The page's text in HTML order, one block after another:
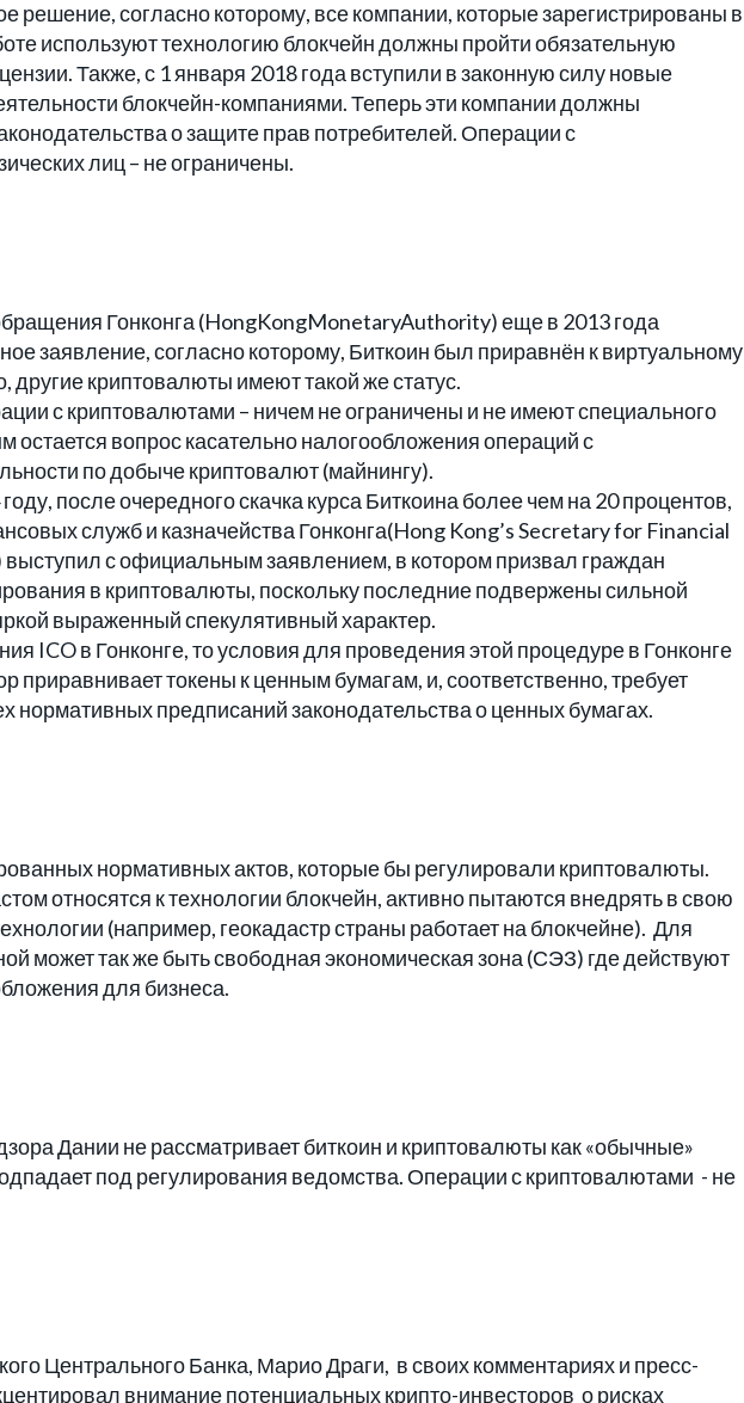
решение, согласно которому, все компании, которые зарегистрированы в
используют технологию блокчейн должны пройти обязательную
Также, с 1 января 2018 года вступили в законную силу новые
блокчейн-компаниями. Теперь эти компании должны
о защите прав потребителей. Операции с
лиц – не ограничены.
Гонконга (HongKongMonetaryAuthority) еще в 2013 года
заявление, согласно которому, Биткоин был приравнён к виртуальному
другие криптовалюты имеют такой же статус.
с криптовалютами – ничем не ограничены и не имеют специального
остается вопрос касательно налогообложения операций с
по добыче криптовалют (майнингу).
после очередного скачка курса Биткоина более чем на 20 процентов,
служб и казначейства Гонконга(Hong Kong’s Secretary for Financial
выступил с официальным заявлением, в котором призвал граждан
в криптовалюты, поскольку последние подвержены сильной
выраженный спекулятивный характер.
ICO в Гонконге, то условия для проведения этой процедуре в Гонконге
приравнивает токены к ценным бумагам, и, соответственно, требует
нормативных предписаний законодательства о ценных бумагах.
нормативных актов, которые бы регулировали криптовалюты.
относятся к технологии блокчейн, активно пытаются внедрять в свою
(например, геокадастр страны работает на блокчейне). Для
может так же быть свободная экономическая зона (СЭЗ) где действуют
для бизнеса.
Дании не рассматривает биткоин и криптовалюты как «обычные»
под регулирования ведомства. Операции с криптовалютами - не
Центрального Банка, Марио Драги, в своих комментариях и пресс-
внимание потенциальных крипто-инвесторов о рисках